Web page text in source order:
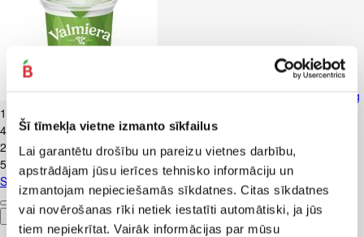
Šī tīmekļa vietne izmanto sīkfailus
Lai garantētu drošību un pareizu vietnes darbību,
apstrādājam jūsu ierīces tehnisko informāciju un
izmantojam nepieciešamās sīkdatnes. Citas sīkdatnes
vai novērošanas rīki netiek iestatīti automātiski, ja jūs
tiem nepiekrītat. Vairāk informācijas par mūsu
Skābais krējums VALMIERA 20% 450g
1
4,42€/kg
2
39 €
5,31€/kg
Skābais krējums VALMIERA 20% 450g
Pievienot